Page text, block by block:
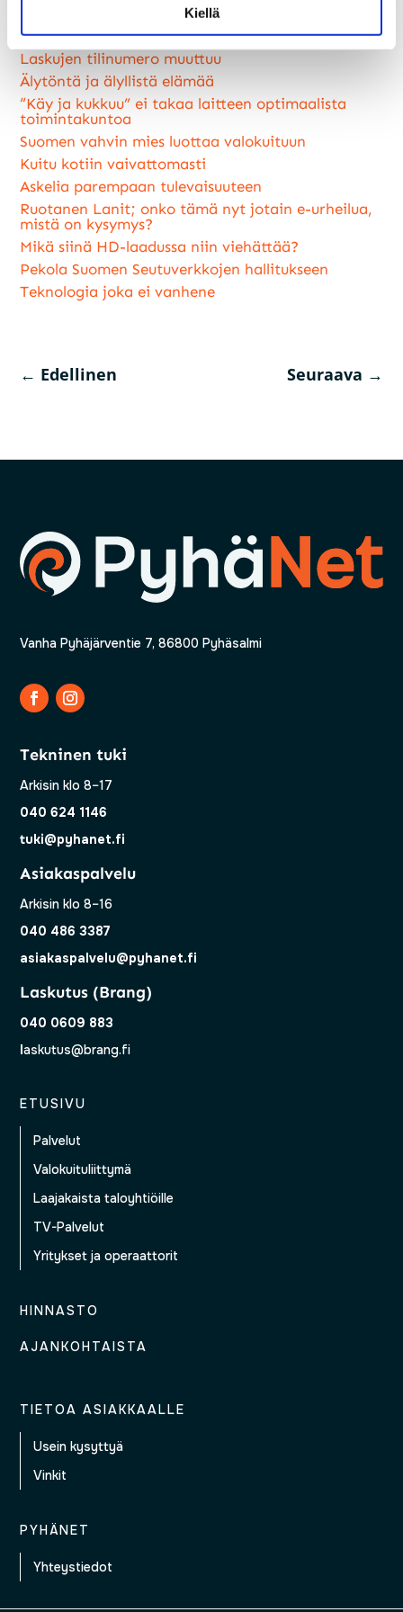
Kiellä
Luitko jo nämä?
Laskujen tilinumero muuttuu
Älytöntä ja älyllistä elämää
“Käy ja kukkuu” ei takaa laitteen optimaalista
toimintakuntoa
Suomen vahvin mies luottaa valokuituun
Kuitu kotiin vaivattomasti
Askelia parempaan tulevaisuuteen
Ruotanen Lanit; onko tämä nyt jotain e-urheilua,
mistä on kysymys?
Mikä siinä HD-laadussa niin viehättää?
Pekola Suomen Seutuverkkojen hallitukseen
Teknologia joka ei vanhene
← Edellinen Seuraava →
Vanha Pyhäjärventie 7, 86800 Pyhäsalmi
Tekninen tuki
Arkisin klo 8–17
040 624 1146
tuki@pyhanet.fi
Asiakaspalvelu
Arkisin klo 8–16
040 486 3387
asiakaspalvelu@pyhanet.fi
Laskutus (Brang)
040 0609 883
laskutus@brang.fi
ETUSIVU
Palvelut
Valokuituliittymä
Laajakaista taloyhtiöille
TV-Palvelut
Yritykset ja operaattorit
HINNASTO
AJANKOHTAISTA
TIETOA ASIAKKAALLE
Usein kysyttyä
Vinkit
PYHÄNET
Yhteystiedot